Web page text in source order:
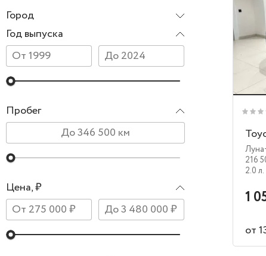
Город
Все города
Год выпуска
Пробег
Цена, ₽
216
2.0 л.
1
от